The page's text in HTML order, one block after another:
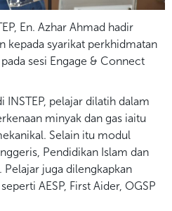
En. Azhar Ahmad hadir
kepada syarikat perkhidmatan
sesi Engage & Connect
INSTEP, pelajar dilatih dalam
minyak dan gas iaitu
Selain itu modul
Pendidikan Islam dan
juga dilengkapkan
AESP, First Aider, OGSP